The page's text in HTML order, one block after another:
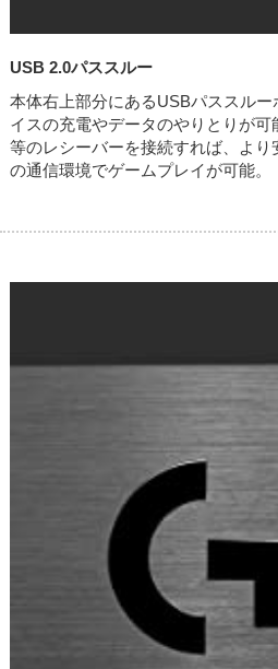
USB 2.0パススルー
本体右上部分にあるUSBパススル
イスの充電やデータのやりとりが
等のレシーバーを接続すれば、より
の通信環境でゲームプレイが可能。